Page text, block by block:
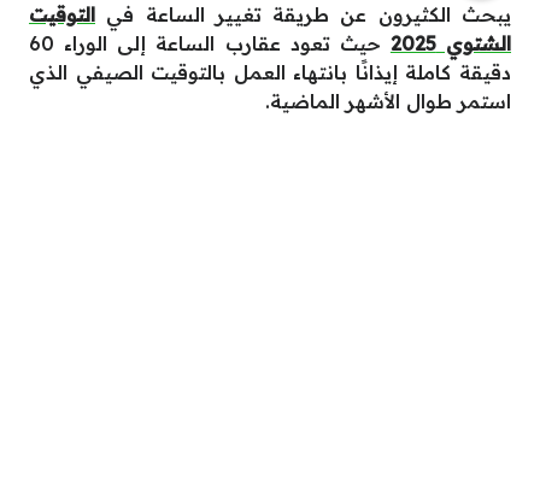
يبحث الكثيرون عن طريقة تغيير الساعة في التوقيت
الشتوي 2025
حيث تعود عقارب الساعة إلى الوراء 60
دقيقة كاملة إيذانًا بانتهاء العمل بالتوقيت الصيفي الذي
استمر طوال الأشهر الماضية.